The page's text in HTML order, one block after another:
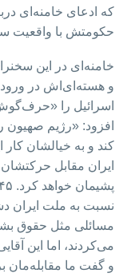
که ادعای خامنه‌ای
حکومتش با واقعیت
خامنه‌ای در این
اسرائیل را
افزود: «رژیم صهیون
کند و به خیالشان کار
ایران مقابل
نسبت به ملت ایران
مسائلی مثل حقوق
می‌کردند، اما این
و گفت ما مقابله‌مان